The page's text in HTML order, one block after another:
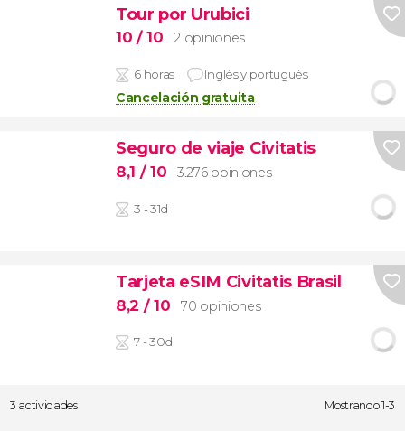
Tour por Urubici
10 / 10 2 opiniones
6 horas Inglés y portugués
Cancelación gratuita
Seguro de viaje Civitatis
8,1 / 10 3.276 opiniones
3 - 31d
Tarjeta eSIM Civitatis Brasil
8,2 / 10 70 opiniones
7 - 30d
3 actividades Mostrando 1-3